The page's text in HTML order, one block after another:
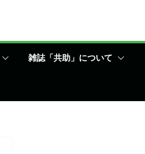
雑誌「共助」について